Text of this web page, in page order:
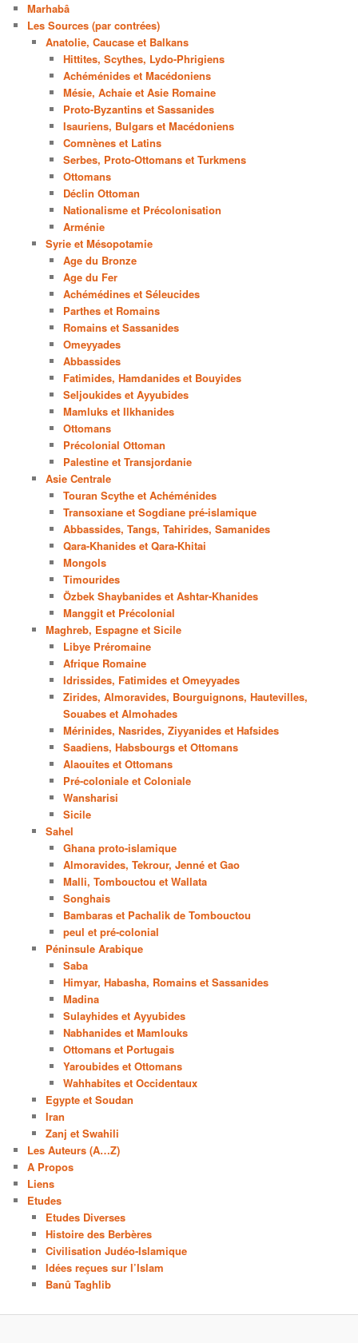
Marhabâ
Les Sources (par contrées)
Anatolie, Caucase et Balkans
Hittites, Scythes, Lydo-Phrigiens
Achéménides et Macédoniens
Mésie, Achaie et Asie Romaine
Proto-Byzantins et Sassanides
Isauriens, Bulgars et Macédoniens
Comnènes et Latins
Serbes, Proto-Ottomans et Turkmens
Ottomans
Déclin Ottoman
Nationalisme et Précolonisation
Arménie
Syrie et Mésopotamie
Age du Bronze
Age du Fer
Achémédines et Séleucides
Parthes et Romains
Romains et Sassanides
Omeyyades
Abbassides
Fatimides, Hamdanides et Bouyides
Seljoukides et Ayyubides
Mamluks et Ilkhanides
Ottomans
Précolonial Ottoman
Palestine et Transjordanie
Asie Centrale
Touran Scythe et Achéménides
Transoxiane et Sogdiane pré-islamique
Abbassides, Tangs, Tahirides, Samanides
Qara-Khanides et Qara-Khitai
Mongols
Timourides
Özbek Shaybanides et Ashtar-Khanides
Manggit et Précolonial
Maghreb, Espagne et Sicile
Libye Préromaine
Afrique Romaine
Idrissides, Fatimides et Omeyyades
Zirides, Almoravides, Bourguignons, Hautevilles,
Souabes et Almohades
Mérinides, Nasrides, Ziyyanides et Hafsides
Saadiens, Habsbourgs et Ottomans
Alaouites et Ottomans
Pré-coloniale et Coloniale
Wansharisi
Sicile
Sahel
Ghana proto-islamique
Almoravides, Tekrour, Jenné et Gao
Malli, Tombouctou et Wallata
Songhais
Bambaras et Pachalik de Tombouctou
peul et pré-colonial
Péninsule Arabique
Saba
Himyar, Habasha, Romains et Sassanides
Madina
Sulayhides et Ayyubides
Nabhanides et Mamlouks
Ottomans et Portugais
Yaroubides et Ottomans
Wahhabites et Occidentaux
Egypte et Soudan
Iran
Zanj et Swahili
Les Auteurs (A…Z)
A Propos
Liens
Etudes
Etudes Diverses
Histoire des Berbères
Civilisation Judéo-Islamique
Idées reçues sur l’Islam
Banû Taghlib